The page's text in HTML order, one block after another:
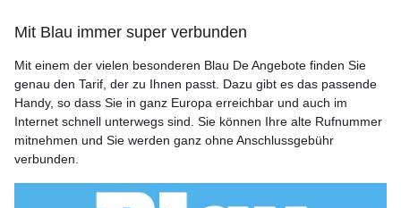
Mit Blau immer super verbunden
Mit einem der vielen besonderen Blau De Angebote finden Sie
genau den Tarif, der zu Ihnen passt. Dazu gibt es das passende
Handy, so dass Sie in ganz Europa erreichbar und auch im
Internet schnell unterwegs sind. Sie können Ihre alte Rufnummer
mitnehmen und Sie werden ganz ohne Anschlussgebühr
verbunden.